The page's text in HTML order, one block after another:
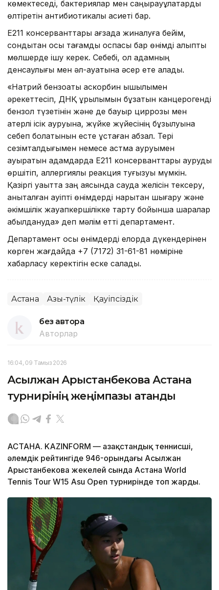
көмектеседі, бактериялар мен саңырауқұлақтарды
өлтіретін антибиотикалық қасиеті бар.
E211 консерванттары ағзада жиналуға бейім,
сондықтан осы тағамдық қоспасы бар өнімді қалыпты
мөлшерде ішу керек. Себебі, ол адамның
денсаулығы мен әл-ауқатына әсер ете алады.
«Натрий бензоаты аскорбин қышқылымен
әрекеттесіп, ДНҚ құрылымын бұзатын канцерогенді
бензол түзетінін және де бауыр циррозы мен
қатерлі ісік ауруына, жүйке жүйесінің бұзылуына
себеп болатынын есте ұстаған абзал. Тері
сезімталдығымен немесе астма ауруымен
ауыратын адамдарда E211 консерванттары ауруды
өршітіп, аллергиялық реакция туғызуы мүмкін.
Қазіргі уақытта заң аясында сауда желісін тексеру,
анықталған қауіпті өнімдерді нарықтан шығару және
әкімшілік жауапкершілікке тарту бойынша шаралар
қабылдануда» деп мәлім етті департамент.
Департамент осы өнімдерді елорда дүкендерінен
көрген жағдайда +7 (7172) 31-61-81 нөміріне
хабарласу керектігін еске салады.
Астана Азық-түлік Қауіпсіздік
без автора
Авторлар
16:04, 09 Тамыз 2026
Асылжан Арыстанбекова Астана
турнирінің жеңімпазы атанды
АСТАНА. KAZINFORM — Қазақстандық теннисші,
әлемдік рейтингіде 946-орындағы Асылжан
Арыстанбекова жекелей сында Астана World
Tennis Tour W15 Asu Open турнирінде топ жарды.